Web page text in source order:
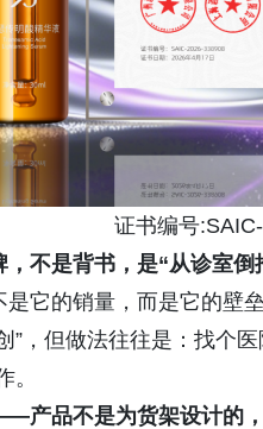
证书编号
不是背书，是“从诊室倒
它的销量，而是它的壁
”，但做法往往是：找个
。
产品不是为货架设计的